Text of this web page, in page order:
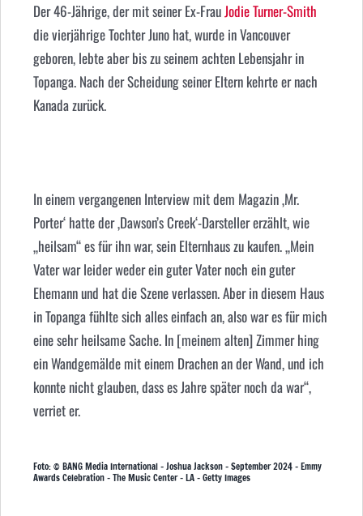
Der 46-Jährige, der mit seiner Ex-FrauJodie Turner-Smith
die vierjährige Tochter Juno hat, wurde in Vancouver
geboren, lebte aber bis zu seinem achten Lebensjahr in
Topanga. Nach der Scheidung seiner Eltern kehrte er nach
Kanada zurück.
In einem vergangenen Interview mit dem Magazin ‚Mr.
Porter‘ hatte der ‚Dawson’s Creek‘-Darsteller erzählt, wie
„heilsam“ es für ihn war, sein Elternhaus zu kaufen. „Mein
Vater war leider weder ein guter Vater noch ein guter
Ehemann und hat die Szene verlassen. Aber in diesem Haus
in Topanga fühlte sich alles einfach an, also war es für mich
eine sehr heilsame Sache. In [meinem alten] Zimmer hing
ein Wandgemälde mit einem Drachen an der Wand, und ich
konnte nicht glauben, dass es Jahre später noch da war“,
verriet er.
Foto: © BANG Media International – Joshua Jackson – September 2024 – Emmy
Awards Celebration – The Music Center – LA – Getty Images